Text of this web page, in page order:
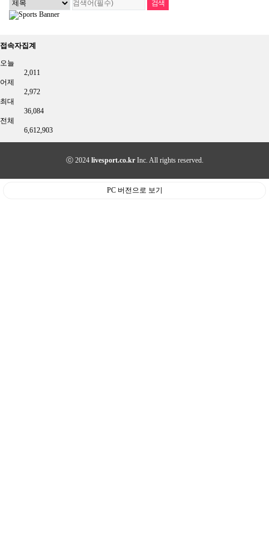
접속자집계
오늘
2,011
어제
2,972
최대
36,084
전체
6,612,903
ⓒ 2024 livesport.co.krInc. All rights reserved.
PC 버전으로 보기